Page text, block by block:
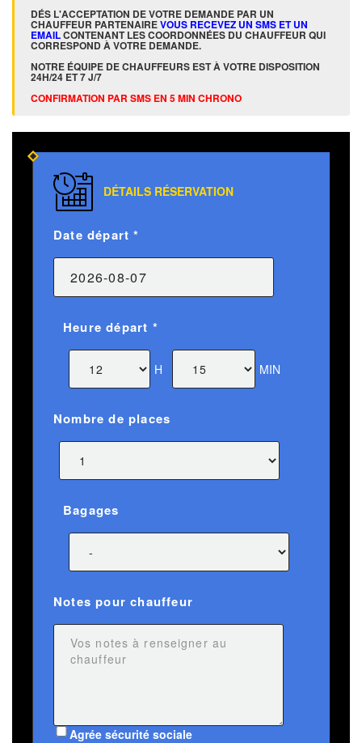
DÉS L'ACCEPTATION DE VOTRE DEMANDE PAR UN
CHAUFFEUR PARTENAIREVOUS RECEVEZ UN SMS ET UN
EMAILCONTENANT LES COORDONNÉES DU CHAUFFEUR QUI
CORRESPOND À VOTRE DEMANDE.
NOTRE ÉQUIPE DE CHAUFFEURS EST À VOTRE DISPOSITION
24H/24 ET 7 J/7
CONFIRMATION PAR SMS EN 5 MIN CHRONO
DÉTAILS RÉSERVATION
Date départ *
Heure départ *
H MIN
Nombre de places
Bagages
Notes pour chauffeur
Agrée sécurité sociale